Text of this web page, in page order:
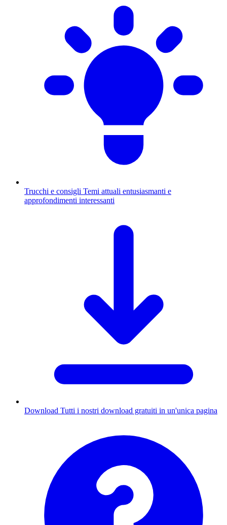
Trucchi e consigli Temi attuali entusiasmanti e
approfondimenti interessanti
Download Tutti i nostri download gratuiti in un'unica pagina